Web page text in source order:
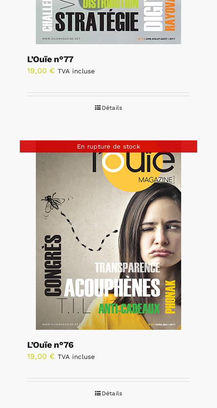
L’Ouïe n°77
19,00 € TVA incluse
Détails
En rupture de stock
L’Ouïe n°76
19,00 € TVA incluse
Détails